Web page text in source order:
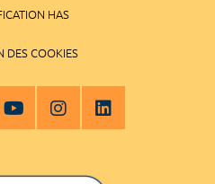
HAS
DES COOKIES